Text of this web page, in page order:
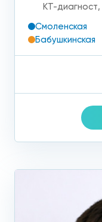
КТ-диагност,
Смоленская
Бабушкинская